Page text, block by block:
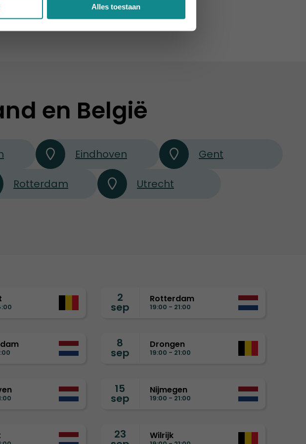
Alles toestaan
en België
Eindhoven Gent
Rotterdam Utrecht
2
sep
Rotterdam
19:00 - 21:00
8
sep
Drongen
19:00 - 21:00
15
sep
Nijmegen
19:00 - 21:00
23 Wilrijk